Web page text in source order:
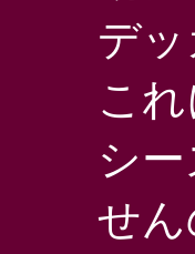
デ
こ
シ
せ